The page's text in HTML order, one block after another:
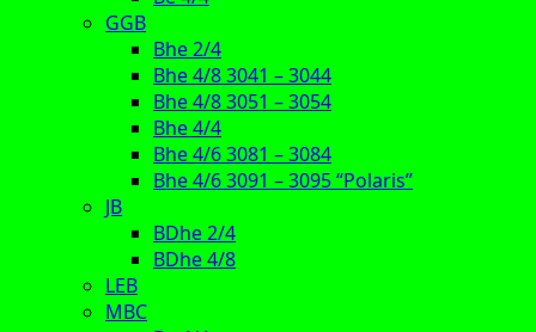
GGB
Bhe 2/4
Bhe 4/8 3041 – 3044
Bhe 4/8 3051 – 3054
Bhe 4/4
Bhe 4/6 3081 – 3084
Bhe 4/6 3091 – 3095 “Polaris”
JB
BDhe 2/4
BDhe 4/8
LEB
MBC